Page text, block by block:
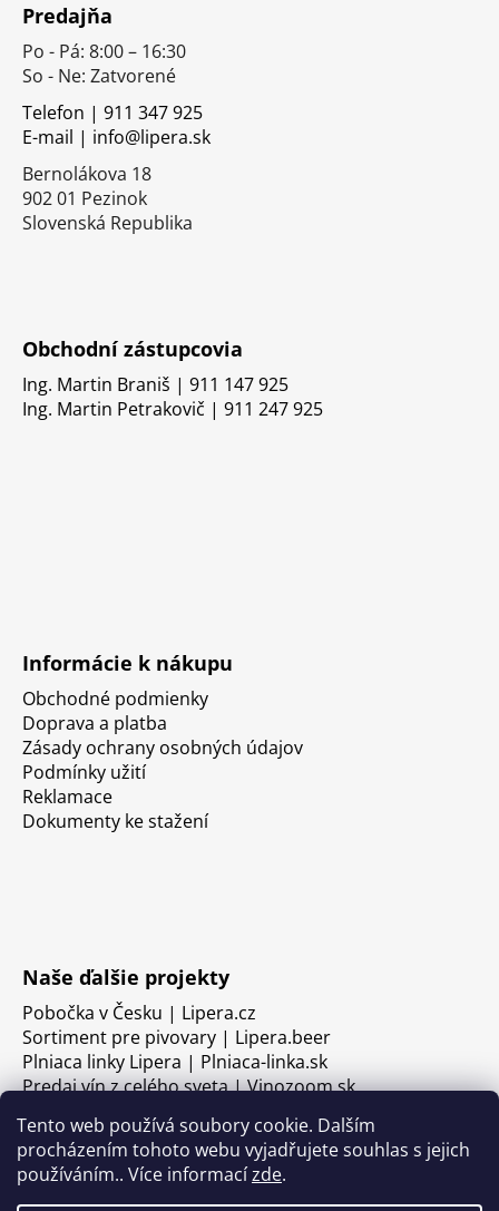
Tento web používá soubory cookie. Dalším
procházením tohoto webu vyjadřujete souhlas s jejich
používáním.. Více informacízde.
Predajňa
Po - Pá: 8:00 – 16:30
So - Ne: Zatvorené
Telefon | 911 347 925
E-mail | info@lipera.sk
Bernolákova 18
902 01 Pezinok
Slovenská Republika
Obchodní zástupcovia
Ing. Martin Braniš | 911 147 925
Ing. Martin Petrakovič | 911 247 925
Informácie k nákupu
Obchodné podmienky
Doprava a platba
Zásady ochrany osobných údajov
Podmínky užití
Reklamace
Dokumenty ke stažení
Naše ďalšie projekty
Pobočka v Česku | Lipera.cz
Sortiment pre pivovary | Lipera.beer
Plniaca linky Lipera | Plniaca-linka.sk
Predaj vín z celého sveta | Vinozoom.sk